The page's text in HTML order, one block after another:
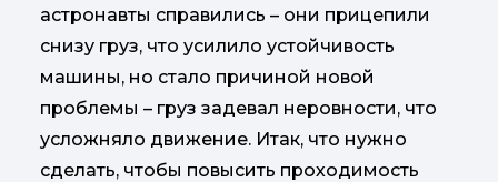
астронавты справились – они прицепили
снизу груз, что усилило устойчивость
машины, но стало причиной новой
проблемы – груз задевал неровности, что
усложняло движение. Итак, что нужно
сделать, чтобы повысить проходимость